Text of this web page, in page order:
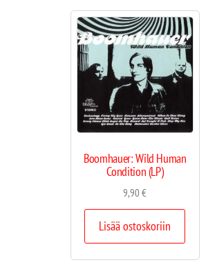
Boomhauer: Wild Human
Condition (LP)
9,90€
Lisää ostoskoriin